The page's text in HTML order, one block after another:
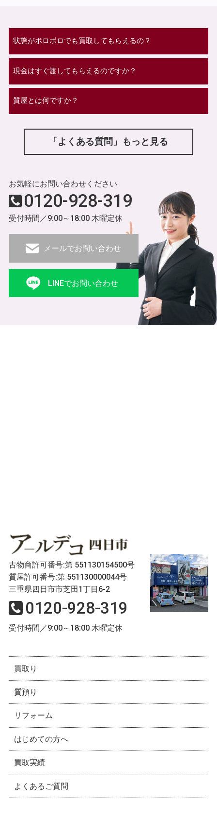
状態がボロボロでも買取してもらえるの？
現金はすぐ渡してもらえるのですか？
質屋とは何ですか？
「よくある質問」もっと見る
お気軽にお問い合わせください
0120-928-319
受付時間／9:00～18:00 木曜定休
メールでお問い合わせ
LINEでお問い合わせ
古物商許可番号:第 551130154500号
質屋許可番号:第 551130000044号
三重県四日市市芝田1丁目6-2
0120-928-319
受付時間／9:00～18:00 木曜定休
買取り
質預り
リフォーム
はじめての方へ
買取実績
よくあるご質問